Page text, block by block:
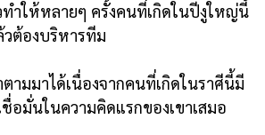
ำให้หลายๆ ครั้งคนที่เกิดในปีงูใหญ่นี้
ต้องบริหารทีม
ามมาได้เนื่องจากคนที่เกิดในราศีนี้มี
ชื่อมั่นในความคิดแรกของเขาเสมอ